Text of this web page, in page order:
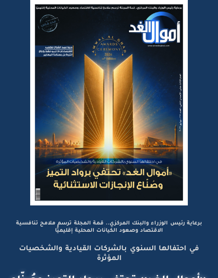
برعاية رئيس الوزراء والبنك المركزي.. قمة المجلة ترسم ملامح تنافسية
الاقتصاد وصعود الكيانات المحلية إقليميًّا
في احتفالها السنوي بالشركات القيادية والشخصيات
المؤثرة